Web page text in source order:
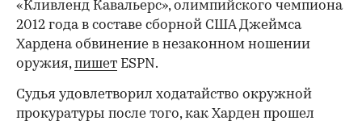
«Кливленд Кавальерс», олимпийского чемпиона
2012 года в составе сборной США Джеймса
Хардена обвинение в незаконном ношении
оружия,пишет ESPN.
Судья удовлетворил ходатайство окружной
прокуратуры после того, как Харден прошел